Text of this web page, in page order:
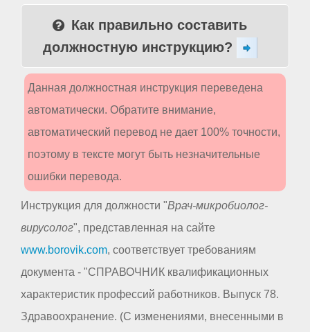
Как правильно составить
должностную инструкцию?
Данная должностная инструкция переведена
автоматически. Обратите внимание,
автоматический перевод не дает 100% точности,
поэтому в тексте могут быть незначительные
ошибки перевода.
Инструкция для должности "Врач-микробиолог-
вирусолог", представленная на сайте
www.borovik.com, соответствует требованиям
документа - "СПРАВОЧНИК квалификационных
характеристик профессий работников. Выпуск 78.
Здравоохранение. (С изменениями, внесенными в